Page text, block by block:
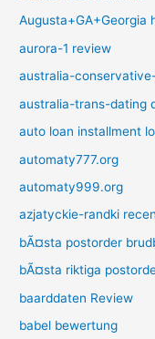
Augusta+GA+Georgia
aurora-1 review
australia-
australia-trans-dating
auto loan installment
automaty777.org
automaty999.org
azjatyckie-randki
bÃ¤sta postorder
bÃ¤sta riktiga
baarddaten Review
babel bewertung